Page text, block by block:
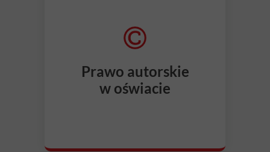
Prawo autorskie
w oświacie